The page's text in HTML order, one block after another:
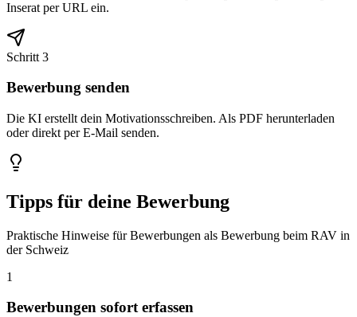
Inserat per URL ein.
Schritt 3
Bewerbung senden
Die KI erstellt dein Motivationsschreiben. Als PDF herunterladen
oder direkt per E-Mail senden.
Tipps für deine Bewerbung
Praktische Hinweise für Bewerbungen als Bewerbung beim RAV in
der Schweiz
1
Bewerbungen sofort erfassen